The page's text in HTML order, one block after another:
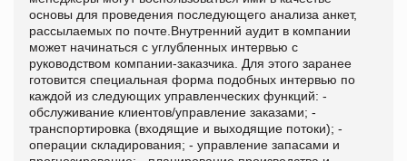
основы для проведения последующего анализа анкет,
рассылаемых по почте.Внутренний аудит в компании
может начинаться с углубленных интервью с
руководством компании-заказчика. Для этого заранее
готовится специальная форма подобных интервью по
каждой из следующих управленческих функций: -
обслуживание клиентов/управление заказами; -
транспортировка (входящие и выходящие потоки); -
операции складирования; - управление запасами и